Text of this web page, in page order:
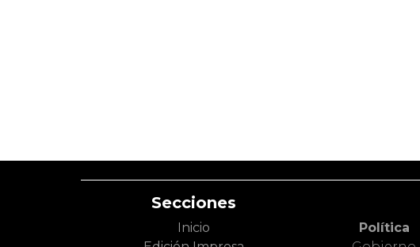
Secciones
Inicio
Política